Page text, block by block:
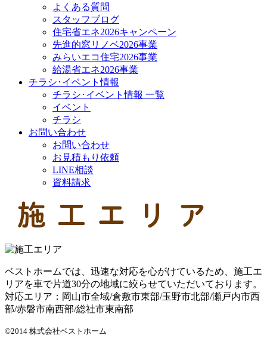
よくある質問
スタッフブログ
住宅省エネ2026キャンペーン
先進的窓リノベ2026事業
みらいエコ住宅2026事業
給湯省エネ2026事業
チラシ･イベント情報
チラシ･イベント情報 一覧
イベント
チラシ
お問い合わせ
お問い合わせ
お見積もり依頼
LINE相談
資料請求
ベストホームでは、迅速な対応を心がけているため、施工エ
リアを車で片道30分の地域に絞らせていただいております。
対応エリア：岡山市全域/倉敷市東部/玉野市北部/瀬戸内市西
部/赤磐市南西部/総社市東南部
©2014 株式会社ベストホーム